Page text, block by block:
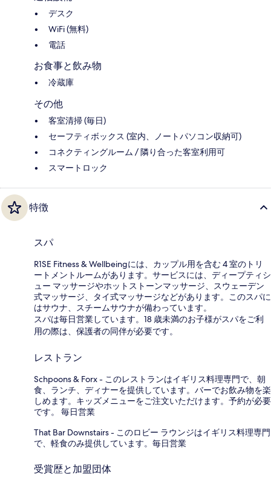
デスク
WiFi (無料)
電話
お食事と飲み物
冷蔵庫
その他
客室清掃 (毎日)
セーフティボックス (室内、ノートパソコン収納可)
コネクティングルーム / 隣り合った客室利用可
スマートロック
特徴
スパ
R1SE Fitness & Wellbeingには、カップル用を含む 4 室のトリ
ートメントルームがあります。サービスには、ディープティシ
ュー マッサージやホットストーンマッサージ、スウェーデン
式マッサージ、タイ式マッサージなどがあります。このスパに
はサウナ、スチームサウナが備わっています。
スパは毎日営業しています。18 歳未満のお子様がスパをご利
用の際は、保護者の同伴が必要です。
レストラン
Schpoons & Forx - このレストランはイギリス料理専門で、朝
食、ランチ、ディナーを提供しています。バーでお飲み物を楽
しめます。キッズメニューをご注文いただけます。予約が必要
です。 毎日営業
That Bar Downstairs - このロビー ラウンジはイギリス料理専門
で、軽食のみ提供しています。毎日営業
受賞歴と加盟団体